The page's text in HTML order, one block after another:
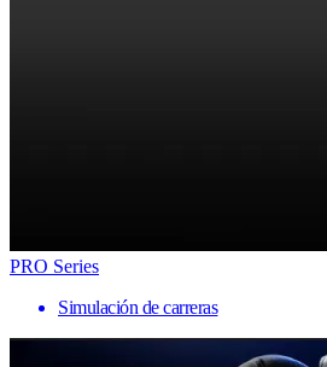
PRO Series
Simulación de carreras